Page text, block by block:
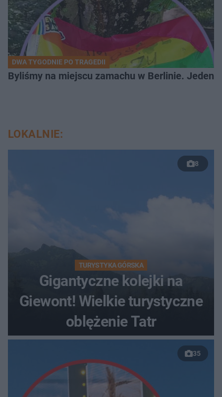
DWA TYGODNIE PO TRAGEDII
Byliśmy na miejscu zamachu w Berlinie. Jeden
LOKALNIE:
8
TURYSTYKA GÓRSKA
Gigantyczne kolejki na
Giewont! Wielkie turystyczne
oblężenie Tatr
35